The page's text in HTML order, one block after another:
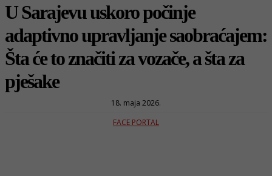
U Sarajevu uskoro počinje
adaptivno upravljanje saobraćajem:
Šta će to značiti za vozače, a šta za
pješake
18. maja 2026.
FACE PORTAL